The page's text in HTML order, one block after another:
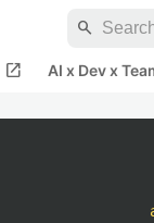
search
open_in_new AI x Dev x